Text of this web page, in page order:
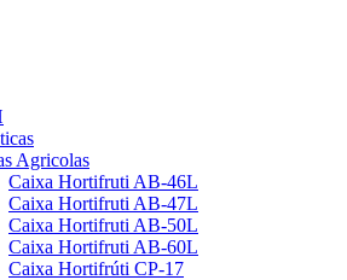
Agricolas
Caixa Hortifruti AB-46L
Caixa Hortifruti AB-47L
Caixa Hortifruti AB-50L
Caixa Hortifruti AB-60L
Caixa Hortifrúti CP-17